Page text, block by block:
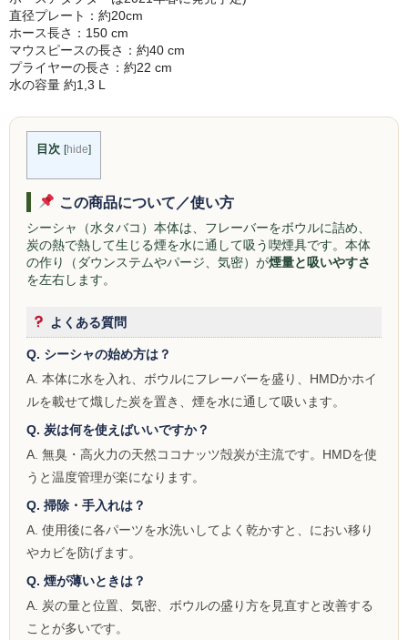
Simrell Collection
HIGHER LEVEL
MMW
パーツ
シーシャ初心者向けメディア記事
ゆっくり解説
シーシャフレーバーレビュー
シーシャ機材
シーシャ屋開業について
直径プレート：約20cm
ホース長さ：150 cm
マウスピースの長さ：約40 cm
プライヤーの長さ：約22 cm
水の容量 約1,3 L
目次 [hide]
この商品について／使い方
シーシャ（水タバコ）本体は、フレーバーをボウルに詰め、
炭の熱で熱して生じる煙を水に通して吸う喫煙具です。本体
の作り（ダウンステムやパージ、気密）が煙量と吸いやすさ
を左右します。
よくある質問
Q. シーシャの始め方は？
A. 本体に水を入れ、ボウルにフレーバーを盛り、HMDかホイ
ルを載せて熾した炭を置き、煙を水に通して吸います。
Q. 炭は何を使えばいいですか？
A. 無臭・高火力の天然ココナッツ殻炭が主流です。HMDを使
うと温度管理が楽になります。
Q. 掃除・手入れは？
A. 使用後に各パーツを水洗いしてよく乾かすと、におい移り
やカビを防げます。
Q. 煙が薄いときは？
A. 炭の量と位置、気密、ボウルの盛り方を見直すと改善する
ことが多いです。